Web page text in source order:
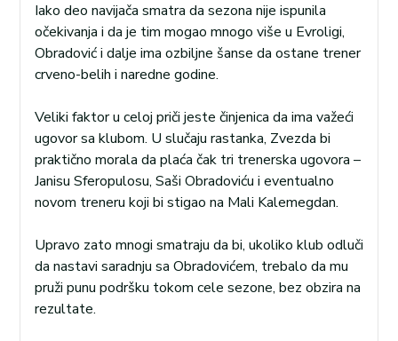
Iako deo navijača smatra da sezona nije ispunila
očekivanja i da je tim mogao mnogo više u Evroligi,
Obradović i dalje ima ozbiljne šanse da ostane trener
crveno-belih i naredne godine.
Veliki faktor u celoj priči jeste činjenica da ima važeći
ugovor sa klubom. U slučaju rastanka, Zvezda bi
praktično morala da plaća čak tri trenerska ugovora –
Janisu Sferopulosu, Saši Obradoviću i eventualno
novom treneru koji bi stigao na Mali Kalemegdan.
Upravo zato mnogi smatraju da bi, ukoliko klub odluči
da nastavi saradnju sa Obradovićem, trebalo da mu
pruži punu podršku tokom cele sezone, bez obzira na
rezultate.